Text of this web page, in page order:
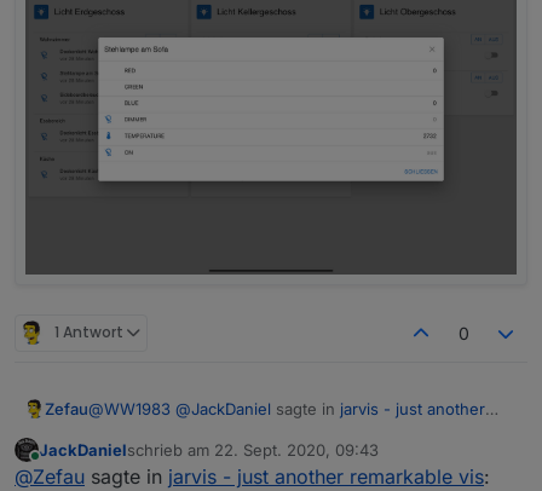
1 Antwort 0
Zefau@WW1983 @JackDaniel sagte in jarvis - just another
hab jetzt auch mal auf rc11 aktualisiert, jetzt sind bei
Online
JackDanielschrieb am 22. Sept. 2020, 09:43
zuletzt editiert von
@Zefau sagte in jarvis - just another remarkable vis: